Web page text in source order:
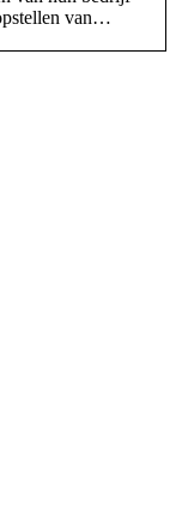
van
het
en van de
we [...]